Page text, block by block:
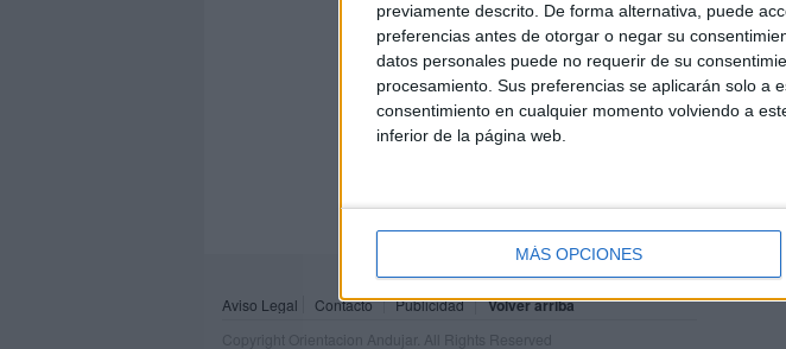
previamente descrito. De forma alternativa, puede
preferencias antes de otorgar o negar su
datos personales puede no requerir de su
procesamiento. Sus preferencias se aplicarán solo a
consentimiento en cualquier momento volviendo a
inferior de la página web.
MÁS OPCIONES
Aviso Legal Contacto Publicidad Volver arriba
Copyright Orientacion Andujar. All Rights Reserved